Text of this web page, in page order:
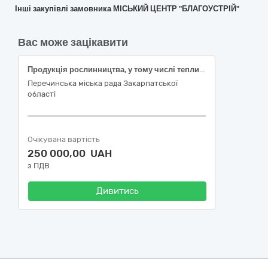
Інші закупівлі замовника МІСЬКИЙ ЦЕНТР "БЛАГОУСТРІЙ"
Вас може зацікавити
Продукція рослинництва, у тому числі тепличного .
Перечинська міська рада Закарпатської
області
Очікувана вартість
250 000,00 UAH
з ПДВ
Дивитись